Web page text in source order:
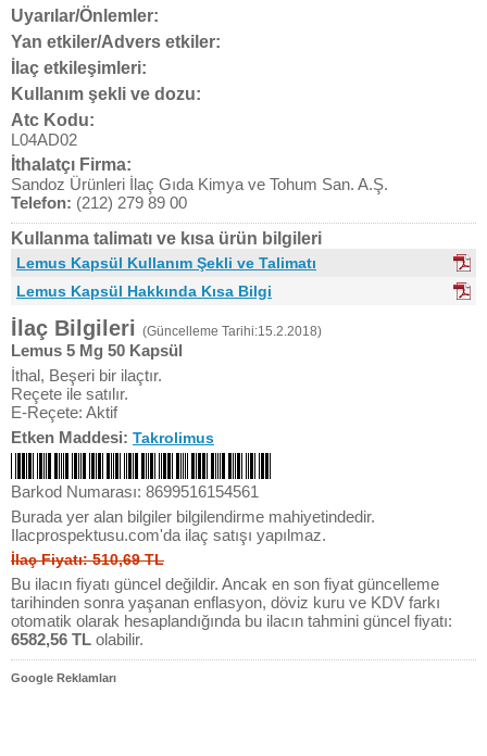
Uyarılar/Önlemler:
Yan etkiler/Advers etkiler:
İlaç etkileşimleri:
Kullanım şekli ve dozu:
Atc Kodu:
L04AD02
İthalatçı Firma:
Sandoz Ürünleri İlaç Gıda Kimya ve Tohum San. A.Ş.
Telefon: (212) 279 89 00
Kullanma talimatı ve kısa ürün bilgileri
Lemus Kapsül Kullanım Şekli ve Talimatı
Lemus Kapsül Hakkında Kısa Bilgi
İlaç Bilgileri (Güncelleme Tarihi:15.2.2018)
Lemus 5 Mg 50 Kapsül
İthal, Beşeri bir ilaçtır.
Reçete ile satılır.
E-Reçete: Aktif
Etken Maddesi: Takrolimus
Barkod Numarası: 8699516154561
Burada yer alan bilgiler bilgilendirme mahiyetindedir.
Ilacprospektusu.com'da ilaç satışı yapılmaz.
İlaç Fiyatı: 510,69 TL
Bu ilacın fiyatı güncel değildir. Ancak en son fiyat güncelleme
tarihinden sonra yaşanan enflasyon, döviz kuru ve KDV farkı
otomatik olarak hesaplandığında bu ilacın tahmini güncel fiyatı:
6582,56 TL olabilir.
Google Reklamları